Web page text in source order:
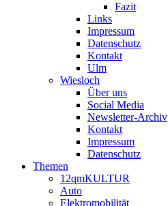
Fazit
Links
Impressum
Datenschutz
Kontakt
Ulm
Wiesloch
Über uns
Social Media
Newsletter-Archiv
Kontakt
Impressum
Datenschutz
Themen
12qmKULTUR
Auto
Elektromobilität